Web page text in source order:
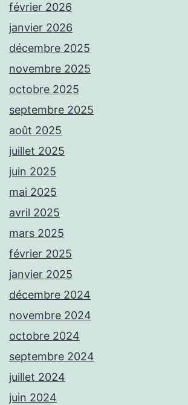
février 2026
janvier 2026
décembre 2025
novembre 2025
octobre 2025
septembre 2025
août 2025
juillet 2025
juin 2025
mai 2025
avril 2025
mars 2025
février 2025
janvier 2025
décembre 2024
novembre 2024
octobre 2024
septembre 2024
juillet 2024
juin 2024